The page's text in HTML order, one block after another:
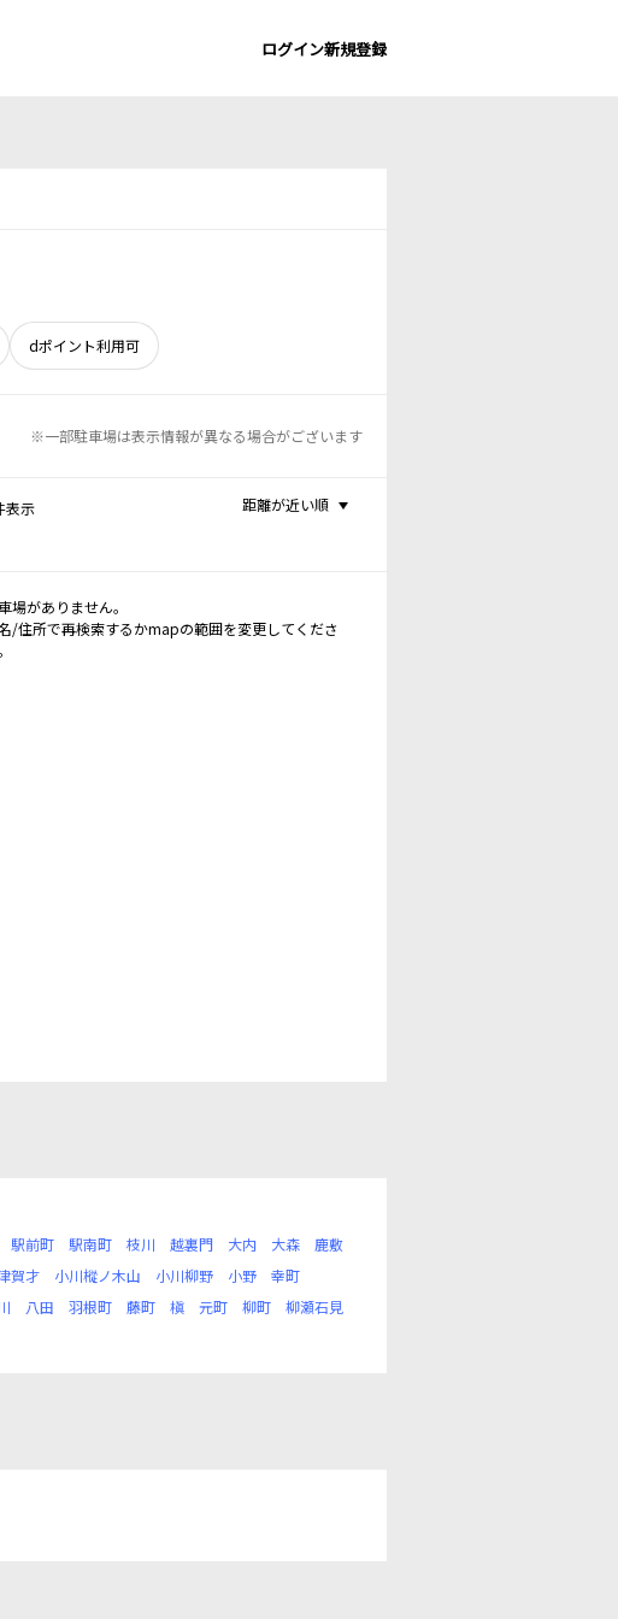
ログイン新規登録
dポイント利用可
※一部駐車場は表示情報が異なる場合がございます
表示 距離が近い順
場がありません。
/住所で再検索するかmapの範囲を変更してくださ
駅前町 駅南町 枝川 越裏門 大内 大森
鹿敷
賀才 小川樅ノ木山 小川柳野 小野
幸町
八田 羽根町 藤町 槇 元町 柳町
柳瀬石見